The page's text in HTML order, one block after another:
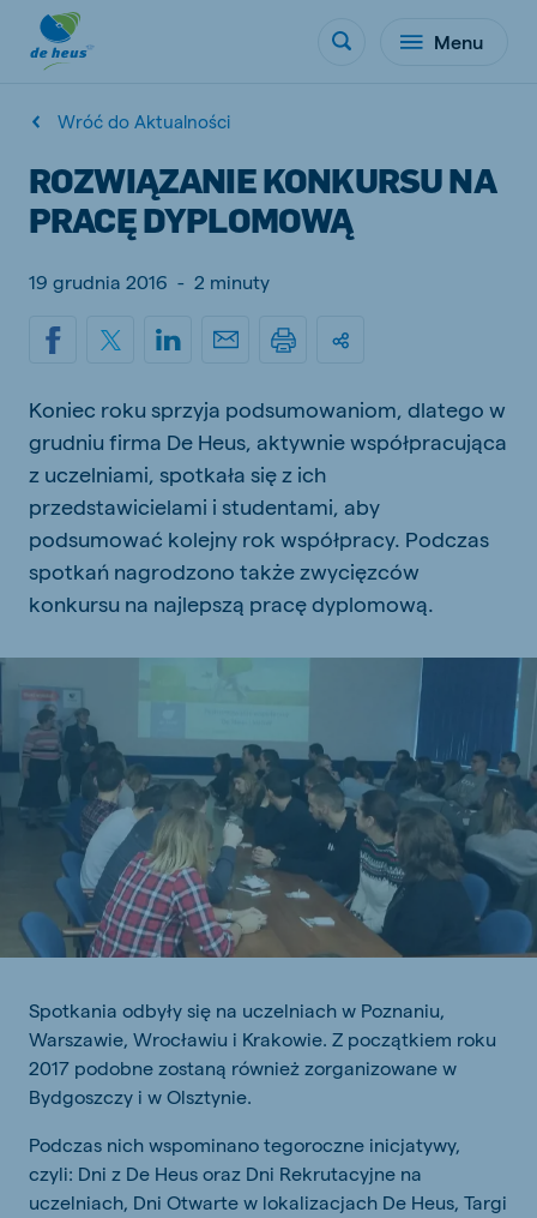
Menu
Wróć do Aktualności
ROZWIĄZANIE KONKURSU NA
PRACĘ DYPLOMOWĄ
19 grudnia 2016 - 2 minuty
Koniec roku sprzyja podsumowaniom, dlatego w
grudniu firma De Heus, aktywnie współpracująca
z uczelniami, spotkała się z ich
przedstawicielami i studentami, aby
podsumować kolejny rok współpracy. Podczas
spotkań nagrodzono także zwycięzców
konkursu na najlepszą pracę dyplomową.
Spotkania odbyły się na uczelniach w Poznaniu,
Warszawie, Wrocławiu i Krakowie. Z początkiem roku
2017 podobne zostaną również zorganizowane w
Bydgoszczy i w Olsztynie.
Podczas nich wspominano tegoroczne inicjatywy,
czyli: Dni z De Heus oraz Dni Rekrutacyjne na
uczelniach, Dni Otwarte w lokalizacjach De Heus, Targi